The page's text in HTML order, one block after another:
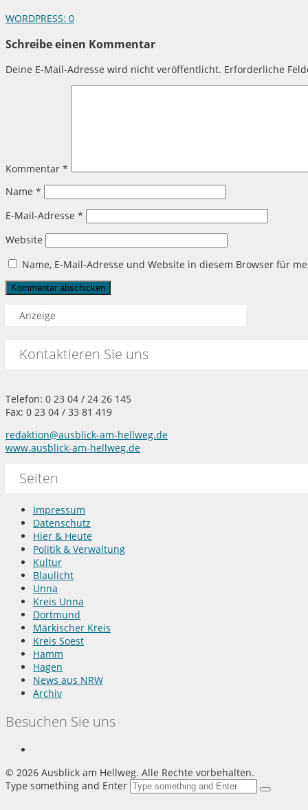
WORDPRESS: 0
Schreibe einen Kommentar
Deine E-Mail-Adresse wird nicht veröffentlicht. Erforderliche
Kommentar *
Name *
E-Mail-Adresse *
Website
Name, E-Mail-Adresse und Website in diesem Browser für
Anzeige
Kontaktieren Sie uns
Telefon: 0 23 04 / 24 26 145
Fax: 0 23 04 / 33 81 419
redaktion@ausblick-am-hellweg.de
www.ausblick-am-hellweg.de
Seiten
Impressum
Datenschutz
Hier & Heute
Politik & Verwaltung
Kultur
Blaulicht
Unna
Kreis Unna
Dortmund
Märkischer Kreis
Kreis Soest
Hamm
Hagen
News aus NRW
Archiv
Besuchen Sie uns
© 2026 Ausblick am Hellweg. Alle Rechte vorbehalten.
Type something and Enter